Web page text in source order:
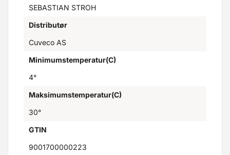
SEBASTIAN STROH
Distributør
Cuveco AS
Minimumstemperatur(C)
4°
Maksimumstemperatur(C)
30°
GTIN
9001700000223